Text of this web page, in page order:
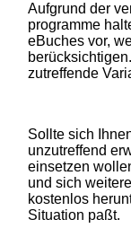
Aufgrund der
programme
eBuches vor,
zutreffende
Sollte sich
unzutreffend
einsetzen
und sich
kostenlos
Situation paßt.